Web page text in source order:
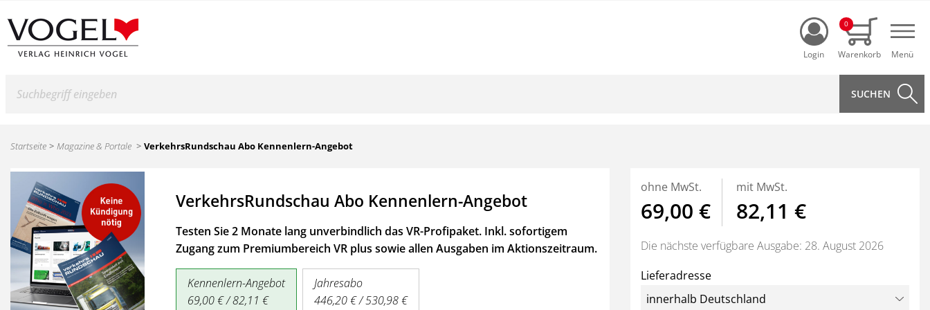
Login
0
Startseite Magazine & Portale VerkehrsRundschau Abo Kennenlern-Angebot
VerkehrsRundschau Abo Kennenlern-Angebot
Testen Sie 2 Monate lang unverbindlich das VR-Profipaket. Inkl. sofortigem
Zugang zum Premiumbereich VR plus sowieallen Ausgaben im Aktionszeitraum.
Kennenlern-Angebot
69,00 € / 82,11 €
Jahresabo
446,20 € / 530,98 €
ohne MwSt.
69,00 €
mit MwSt.
82,11 €
Die nächste verfügbare Ausgabe: 28. August 2026
Lieferadresse